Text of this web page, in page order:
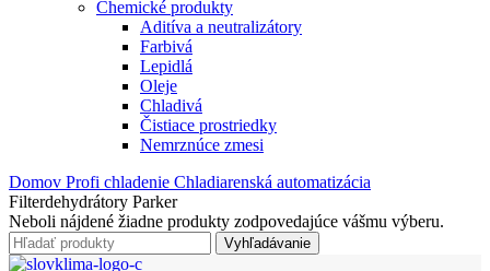
Chemické produkty
Aditíva a neutralizátory
Farbivá
Lepidlá
Oleje
Chladivá
Čistiace prostriedky
Nemrznúce zmesi
Domov Profi chladenie Chladiarenská automatizácia
Filterdehydrátory Parker
Neboli nájdené žiadne produkty zodpovedajúce vášmu výberu.
Vyhľadávanie